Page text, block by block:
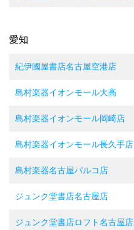
愛知
紀伊國屋書店名古屋空港店
島村楽器イオンモール大高
島村楽器イオンモール岡崎店
島村楽器イオンモール長久手店
島村楽器名古屋パルコ店
ジュンク堂書店名古屋店
ジュンク堂書店ロフト名古屋店